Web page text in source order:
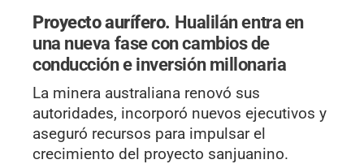
Proyecto aurífero. Hualilán entra en
una nueva fase con cambios de
conducción e inversión millonaria
La minera australiana renovó sus
autoridades, incorporó nuevos ejecutivos y
aseguró recursos para impulsar el
crecimiento del proyecto sanjuanino.